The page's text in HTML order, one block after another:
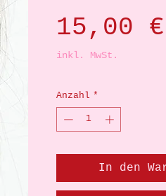
15,00 €
inkl. MwSt.
Anzahl *
In den